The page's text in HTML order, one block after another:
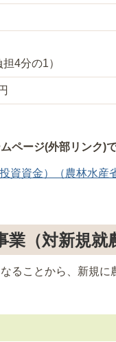
4分の1）
ページ(外部リンク)
資資金）（農林水産
（対新規就
ることから、新規に